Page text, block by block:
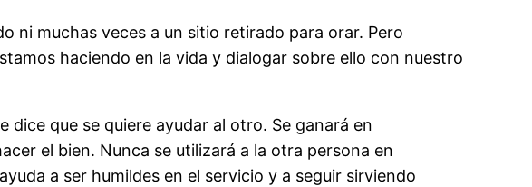
ni muchas veces a un sitio retirado para orar. Pero
haciendo en la vida y dialogar sobre ello con nuestro
que se quiere ayudar al otro. Se ganará en
el bien. Nunca se utilizará a la otra persona en
a ser humildes en el servicio y a seguir sirviendo